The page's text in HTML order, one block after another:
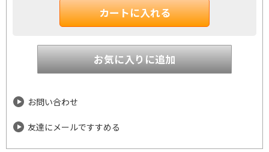
お問い合わせ
友達にメールですすめる